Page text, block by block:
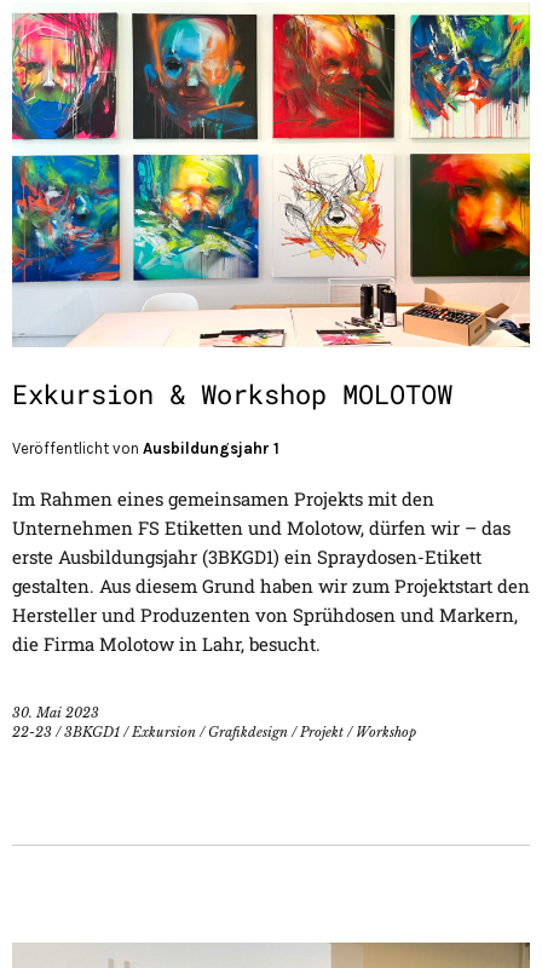
Exkursion & Workshop MOLOTOW
Veröffentlicht von Ausbildungsjahr 1
Im Rahmen eines gemeinsamen Projekts mit den
Unternehmen FS Etiketten und Molotow, dürfen wir – das
erste Ausbildungsjahr (3BKGD1) ein Spraydosen-Etikett
gestalten. Aus diesem Grund haben wir zum Projektstart den
Hersteller und Produzenten von Sprühdosen und Markern,
die Firma Molotow in Lahr, besucht.
30. Mai 2023
22-23 /3BKGD1 / Exkursion /Grafikdesign / Projekt / Workshop